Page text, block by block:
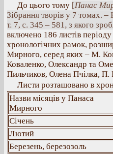
До цього тому [Панас
Зібрання творів у 7 томах.
т. 7, с. 345 – 581, з якого
включено 186 листів
хронологічних рамок,
Мирного, серед яких – М.
Коваленко, Олександр та
Пильчиков, Олена Пчілка, П.
Листи розташовано в
Назви місяців у Панаса
Мирного
Січень
Лютий
Березень, березозоль